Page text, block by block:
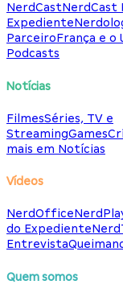
NerdCastNerdCast
Expediente
ParceiroFrança e o
Podcasts
Notícias
FilmesSéries, TV e
StreamingGames
mais em Notícias
Vídeos
NerdOffice
do Expediente
Entrevista
Quem somos